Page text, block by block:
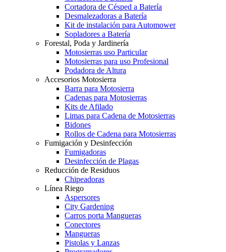
Cortadora de Césped a Batería
Desmalezadoras a Batería
Kit de instalación para Automower
Sopladores a Batería
Forestal, Poda y Jardinería
Motosierras uso Particular
Motosierras para uso Profesional
Podadora de Altura
Accesorios Motosierra
Barra para Motosierra
Cadenas para Motosierras
Kits de Afilado
Limas para Cadena de Motosierras
Bidones
Rollos de Cadena para Motosierras
Fumigación y Desinfección
Fumigadoras
Desinfección de Plagas
Reducción de Residuos
Chipeadoras
Línea Riego
Aspersores
City Gardening
Carros porta Mangueras
Conectores
Mangueras
Pistolas y Lanzas